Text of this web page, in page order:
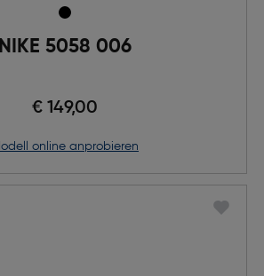
NIKE 5058 006
€ 149,00
Modell online anprobieren